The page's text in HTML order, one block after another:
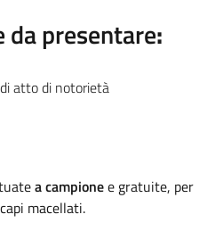
da presentare:
atto di notorietà
a campionee gratuite, per
macellati.